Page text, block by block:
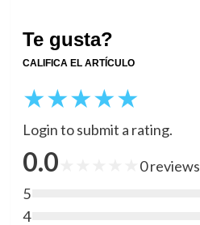
Te gusta?
CALIFICA EL ARTÍCULO
★★★★★
Login to submit a rating.
0.0 0 reviews
5
4